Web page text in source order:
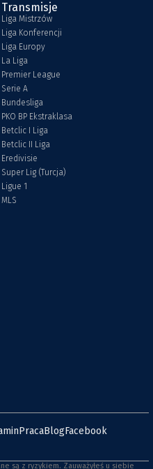
Transmisje
Liga Mistrzów
Liga Konferencji
Liga Europy
La Liga
Premier League
Serie A
Bundesliga
PKO BP Ekstraklasa
Betclic I Liga
Betclic II Liga
Eredivisie
Super Lig (Turcja)
Ligue 1
MLS
PracaBlogFacebook
są z ryzykiem. Zauważyłeś u siebie